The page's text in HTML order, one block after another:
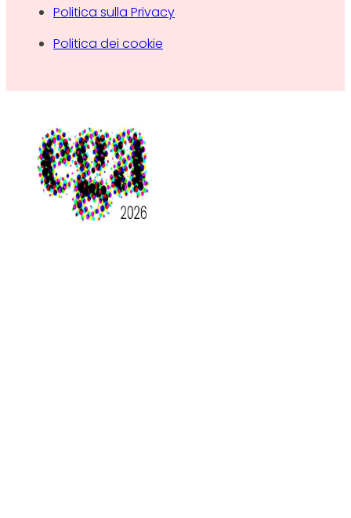
Politica sulla Privacy
Politica dei cookie